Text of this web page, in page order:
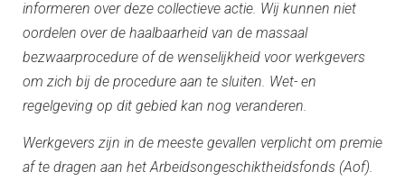
informeren over deze collectieve actie. Wij kunnen niet
oordelen over de haalbaarheid van de massaal
bezwaarprocedure of de wenselijkheid voor werkgevers
om zich bij de procedure aan te sluiten. Wet- en
regelgeving op dit gebied kan nog veranderen.
Werkgevers zijn in de meeste gevallen verplicht om premie
af te dragen aan het Arbeidsongeschiktheidsfonds (Aof).